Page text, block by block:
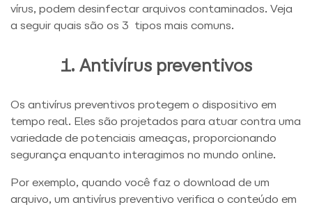
vírus, podem desinfectar arquivos contaminados. Veja
a seguir quais são os 3 tipos mais comuns.
1. Antivírus preventivos
Os antivírus preventivos protegem o dispositivo em
tempo real. Eles são projetados para atuar contra uma
variedade de potenciais ameaças, proporcionando
segurança enquanto interagimos no mundo online.
Por exemplo, quando você faz o download de um
arquivo, um antivírus preventivo verifica o conteúdo em